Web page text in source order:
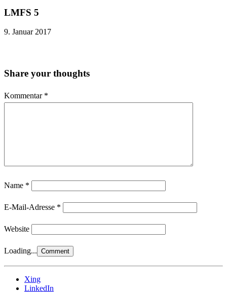
LMFS 5
9. Januar 2017
Share your thoughts
Kommentar *
Name *
E-Mail-Adresse *
Website
Loading...
Xing
LinkedIn